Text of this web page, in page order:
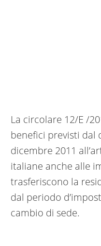
La circolare 12/E /
benefici previsti dal
dicembre 2011
italiane anche alle
trasferiscono la
dal periodo
cambio di sede.